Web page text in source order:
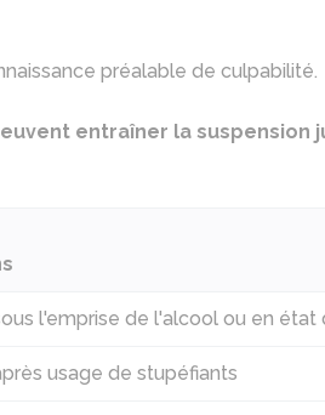
préalable de culpabilité.
entraîner la suspension
l'emprise de l'alcool ou en état
usage de stupéfiants